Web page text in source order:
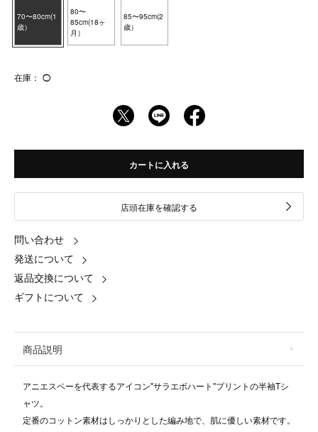
70〜80cm(1
歳）
80〜
85cm(18ヶ
月）
85〜95cm(2
歳）
在庫： ◯
カートに入れる
店頭在庫を確認する
問い合わせ
発送について
返品交換について
ギフトについて
商品説明
アニエスベーを代表するアイコン"サラエボハート"プリントの半袖Tシ
ャツ。
定番のコットン素材はしっかりとした編み地で、肌に優しい素材です。